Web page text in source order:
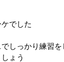
でした
しっかり練習
しょう